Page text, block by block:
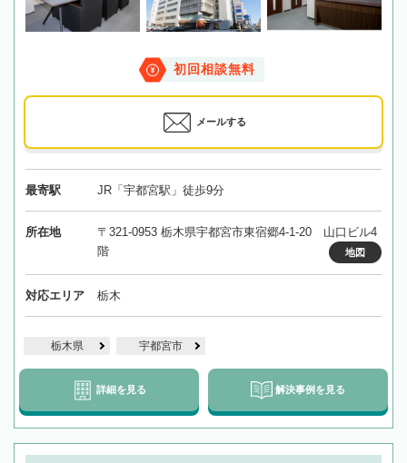
初回相談無料
メールする
最寄駅 JR「宇都宮駅」徒歩9分
所在地
〒321-0953 栃木県宇都宮市東宿郷4-1-20 山口ビル4
階
地図
対応エリア 栃木
栃木県 宇都宮市
詳細を見る 解決事例を見る